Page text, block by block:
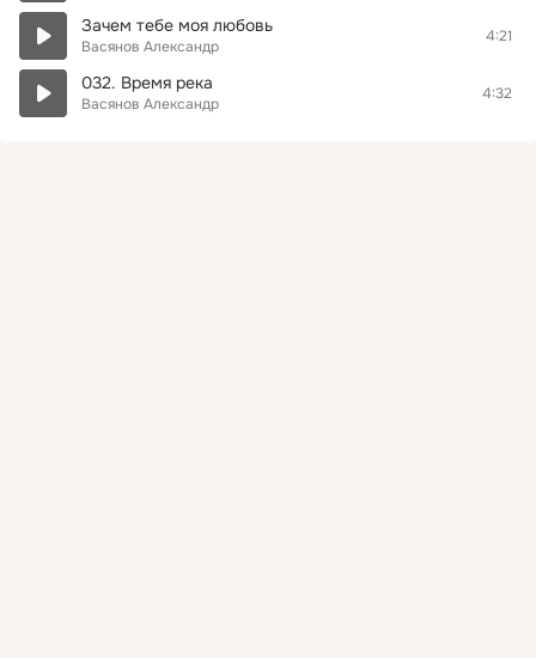
Зачем тебе моя любовь
Васянов Александр
4:21
032. Время река
Васянов Александр
4:32